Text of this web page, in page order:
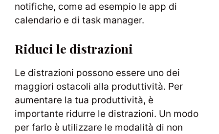
notifiche, come ad esempio le app di
calendario e di task manager.
Riduci le distrazioni
Le distrazioni possono essere uno dei
maggiori ostacoli alla produttività. Per
aumentare la tua produttività, è
importante ridurre le distrazioni. Un modo
per farlo è utilizzare le modalità di non